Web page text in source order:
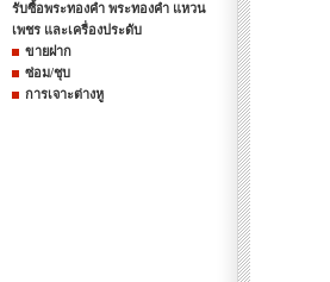
รับซื้อพระทองคำ พระทองคำ แหวน
เพชร และเครื่องประดับ
ขายฝาก
ซ่อม/ชุบ
การเจาะต่างหู